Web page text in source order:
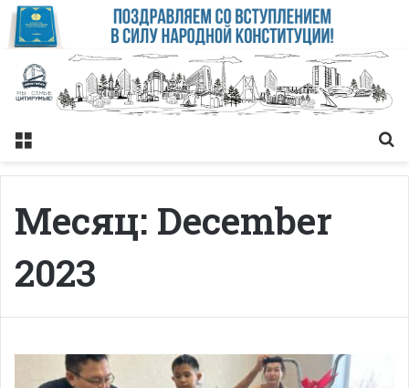
Меню
Месяц: December
2023